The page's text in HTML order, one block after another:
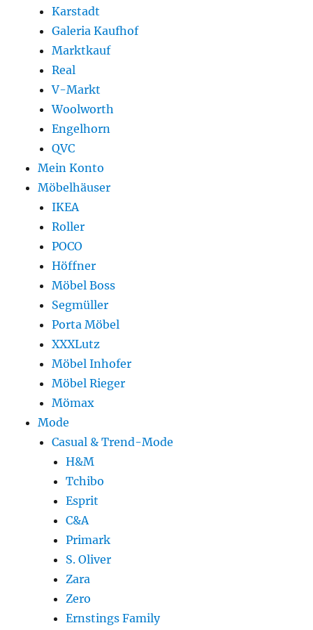
Karstadt
Galeria Kaufhof
Marktkauf
Real
V-Markt
Woolworth
Engelhorn
QVC
Mein Konto
Möbelhäuser
IKEA
Roller
POCO
Höffner
Möbel Boss
Segmüller
Porta Möbel
XXXLutz
Möbel Inhofer
Möbel Rieger
Mömax
Mode
Casual & Trend-Mode
H&M
Tchibo
Esprit
C&A
Primark
S. Oliver
Zara
Zero
Ernstings Family